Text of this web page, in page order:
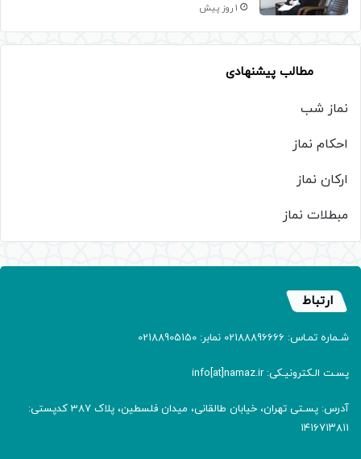
1 روز پیش
مطالب پیشنهادی
نماز شب
احکام نماز
ارکان نماز
مبطلات نماز
ارتباط
شـماره تمـاس: 02188896666 نمابر: 02188905150
پسـت الـکترونیـکی: info[at]namaz.ir
آدرس: پسـتی تهران، خیابان طالقانی، میدان فلسطین، پلاک 387 کدپستی:
۱۴۱۶۷۱۳۸۱۱